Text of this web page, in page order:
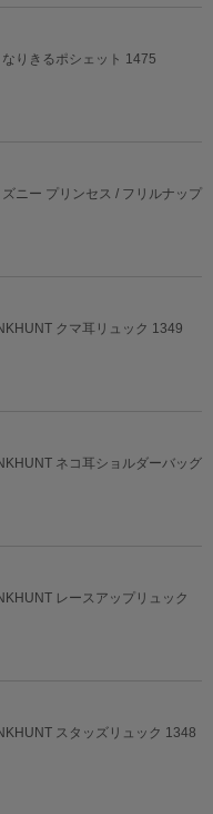
りきるポシェット 1475
ニー プリンセス / フリルナップ
クマ耳リュック 1349
ネコ耳ショルダーバッグ
レースアップリュック
スタッズリュック 1348